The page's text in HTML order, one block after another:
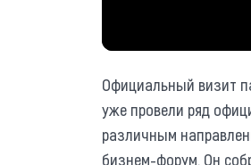
Официальный визит
уже провели ряд
различным
бизнем-форум. Он